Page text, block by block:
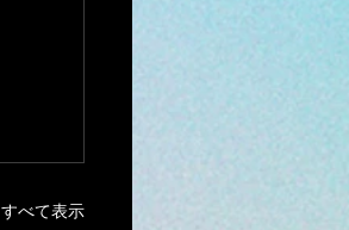
すべて表示